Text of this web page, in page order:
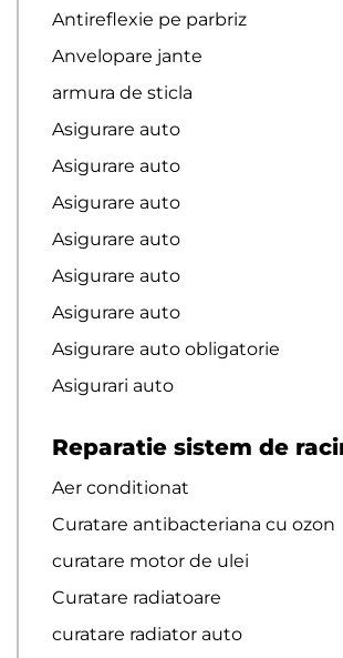
Antireflexie pe parbriz
Anvelopare jante
armura de sticla
Asigurare auto
Asigurare auto
Asigurare auto
Asigurare auto
Asigurare auto
Asigurare auto
Asigurare auto obligatorie
Asigurari auto
Reparatie sistem de
Aer conditionat
Curatare antibacteriana cu ozon
curatare motor de ulei
Curatare radiatoare
curatare radiator auto